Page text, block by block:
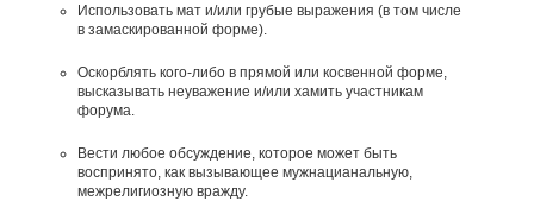
Использовать мат и/или грубые выражения (в том числе
в замаскированной форме).
Оскорблять кого-либо в прямой или косвенной форме,
высказывать неуважение и/или хамить участникам
форума.
Вести любое обсуждение, которое может быть
воспринято, как вызывающее мужнацианальную,
межрелигиозную вражду.